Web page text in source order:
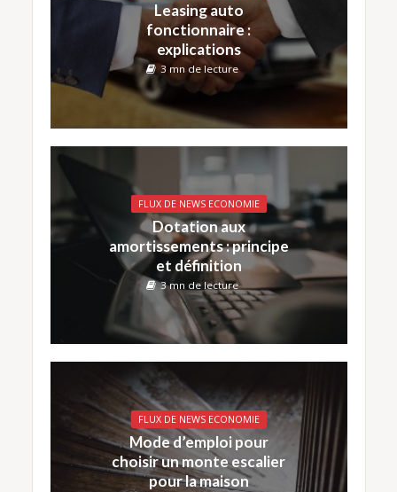
Leasing auto
fonctionnaire :
explications
3 mn de lecture
FLUX DE NEWS ECONOMIE
Dotation aux
amortissements : principe
et définition
3 mn de lecture
FLUX DE NEWS ECONOMIE
Mode d’emploi pour
choisir un monte escalier
pour la maison